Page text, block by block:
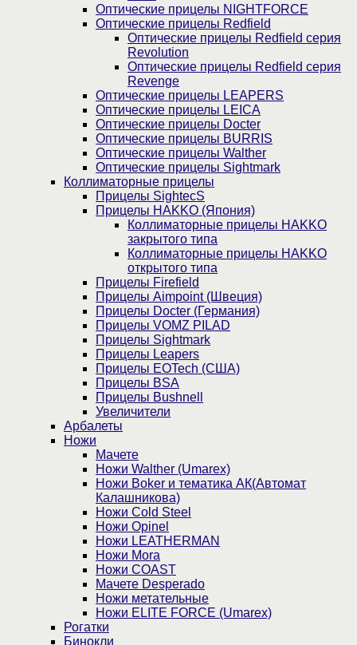
Оптические прицелы NIGHTFORCE
Оптические прицелы Redfield
Оптические прицелы Redfield серия
Revolution
Оптические прицелы Redfield серия
Revenge
Оптические прицелы LEAPERS
Оптические прицелы LEICA
Оптические прицелы Docter
Оптические прицелы BURRIS
Оптические прицелы Walther
Оптические прицелы Sightmark
Коллиматорные прицелы
Прицелы SightecS
Прицелы HAKKO (Япония)
Коллиматорные прицелы HAKKO
закрытого типа
Коллиматорные прицелы HAKKO
открытого типа
Прицелы Firefield
Прицелы Aimpoint (Швеция)
Прицелы Docter (Германия)
Прицелы VOMZ PILAD
Прицелы Sightmark
Прицелы Leapers
Прицелы EOTech (США)
Прицелы BSA
Прицелы Bushnell
Увеличители
Арбалеты
Ножи
Мачете
Ножи Walther (Umarex)
Ножи Boker и тематика АК(Автомат
Калашникова)
Ножи Cold Steel
Ножи Opinel
Ножи LEATHERMAN
Ножи Mora
Ножи COAST
Мачете Desperado
Ножи метательные
Ножи ELITE FORCE (Umarex)
Рогатки
Бинокли